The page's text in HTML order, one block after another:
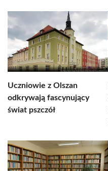
Uczniowie z Olszan
odkrywają fascynujący
świat pszczół